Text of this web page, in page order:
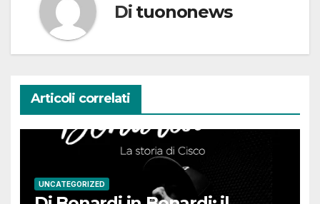
Di tuononews
Articoli correlati
UNCATEGORIZED